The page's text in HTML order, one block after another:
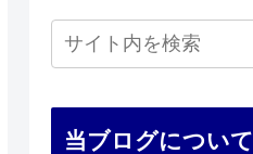
当ブログについて